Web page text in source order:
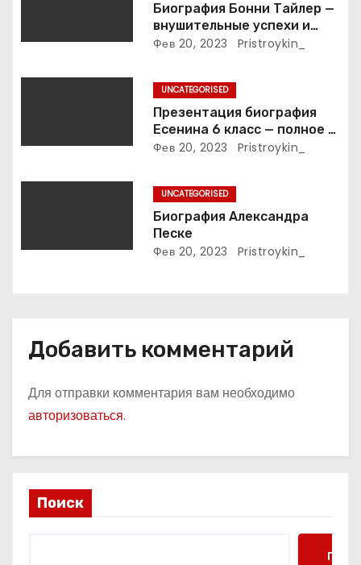
и
с
м
Биография Бонни Тайлер —
внушительные успехи и
интимные подробности
Фев 20, 2023 Pristroykin_
UNCATEGORISED
Презентация биография
Есенина 6 класс — полное и
подробное описание жизни
Фев 20, 2023 Pristroykin_
UNCATEGORISED
Биография Александра
Песке
Фев 20, 2023 Pristroykin_
Добавить комментарий
Для отправки комментария вам необходимо
авторизоваться.
Поиск
Поиск